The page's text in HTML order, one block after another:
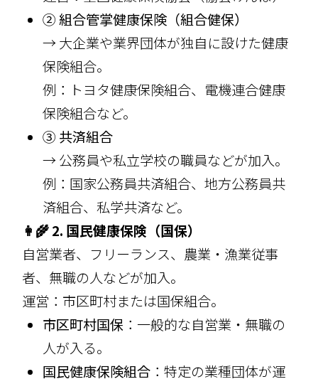
② 組合管掌健康保険（組合健保）
→ 大企業や業界団体が独自に設けた健康
保険組合。
例：トヨタ健康保険組合、電機連合健康
保険組合など。
③ 共済組合
→ 公務員や私立学校の職員などが加入。
例：国家公務員共済組合、地方公務員共
済組合、私学共済など。
👩‍🌾 2. 国民健康保険（国保）
自営業者、フリーランス、農業・漁業従事
者、無職の人などが加入。
運営：市区町村または国保組合。
市区町村国保 ：一般的な自営業・無職の
人が入る。
国民健康保険組合：特定の業種団体が運